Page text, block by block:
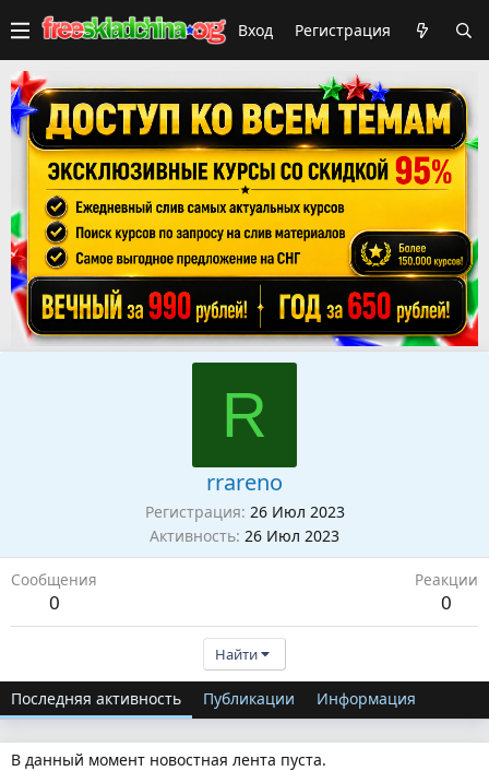
Вход Регистрация
R
rrareno
Регистрация 26 Июл 2023
Активность 26 Июл 2023
Сообщения
0
Реакции
0
Найти
Последняя активность Публикации Информация
В данный момент новостная лента пуста.